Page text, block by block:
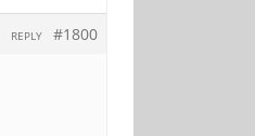
#1800
REPLY